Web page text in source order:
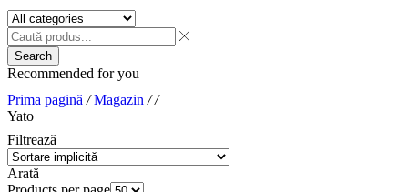
Search
Recommended for you
Prima pagină / Magazin / /
Yato
Filtrează
Arată